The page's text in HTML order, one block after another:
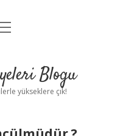
Uyarı Blogu
yükseklere çık!